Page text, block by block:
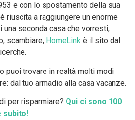
e con lo spostamento della sua
riuscita a raggiungere un enorme
una seconda casa che vorresti,
scambiare, HomeLink è il sito dal
puoi trovare in realtà molti modi
dal tuo armadio alla casa vacanze.
per risparmiare? Qui ci sono 100
subito!